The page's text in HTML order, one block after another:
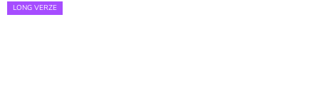
LONG VERZE